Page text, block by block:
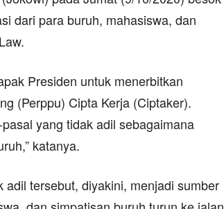
dari para buruh, mahasiswa, dan
Presiden untuk menerbitkan
(Perppu) Cipta Kerja (Ciptaker).
yang tidak adil sebagaimana
katanya.
tersebut, diyakini, menjadi sumber